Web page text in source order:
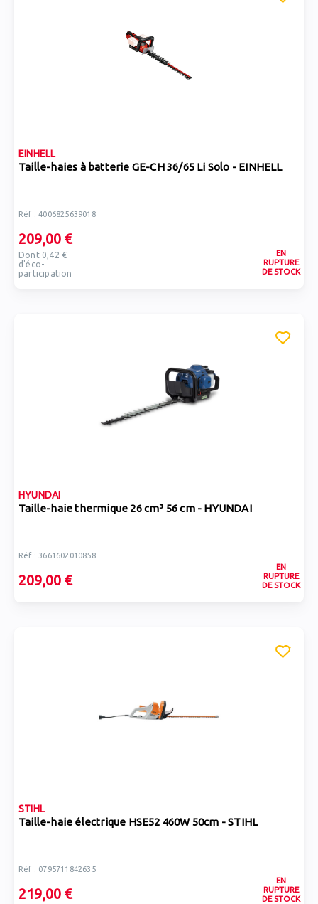
EINHELL
Taille-haies à batterie GE-CH 36/65 Li Solo - EINHELL
Réf : 4006825639018
209,00 €
Dont 0,42 €
d'éco-
participation
EN
RUPTURE
DE STOCK
HYUNDAI
Taille-haie thermique 26 cm³ 56 cm - HYUNDAI
Réf : 3661602010858
209,00 €
EN
RUPTURE
DE STOCK
STIHL
Taille-haie électrique HSE52 460W 50cm - STIHL
Réf : 0795711842635
219,00 €
EN
RUPTURE
DE STOCK